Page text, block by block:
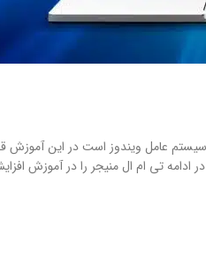
عامل ویندوز است در این آموزش